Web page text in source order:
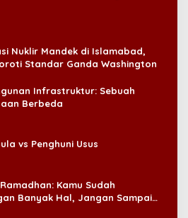
Nuklir Mandek di Islamabad,
Standar Ganda Washington
Infrastruktur: Sebuah
Berbeda
vs Penghuni Usus
Kamu Sudah
Banyak Hal, Jangan Sampai